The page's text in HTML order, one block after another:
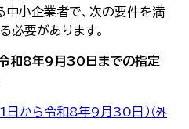
中小企業者で、次の要件を満
必要があります。
和8年9月30日までの指定
日から令和8年9月30日） （外